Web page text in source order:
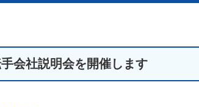
会社説明会を開催します